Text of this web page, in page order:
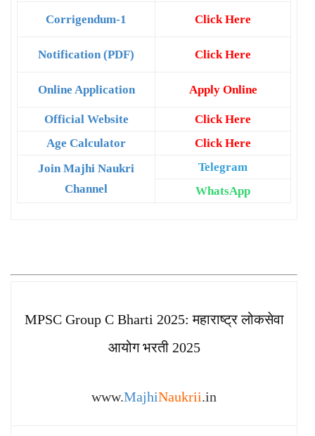
Corrigendum-1 Click Here
Notification (PDF) Click Here
Online Application Apply Online
Official Website
Click Here
Age Calculator
Click Here
Join Majhi Naukri
Channel
Telegram
WhatsApp
MPSC Group C Bharti 2025: महाराष्ट्र लोकसेवा
आयोग भरती 2025
www.MajhiNaukrii.in